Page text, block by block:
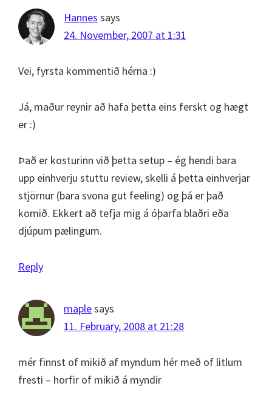
Hannes says
24. November, 2007 at 1:31
Vei, fyrsta kommentið hérna :)
Já, maður reynir að hafa þetta eins ferskt og hægt
er :)
Það er kosturinn við þetta setup – ég hendi bara
upp einhverju stuttu review, skelli á þetta einhverjar
stjörnur (bara svona gut feeling) og þá er það
komið. Ekkert að tefja mig á óþarfa blaðri eða
djúpum pælingum.
Reply
maplesays
11. February, 2008 at 21:28
mér finnst of mikið af myndum hér með of litlum
fresti – horfir of mikið á myndir